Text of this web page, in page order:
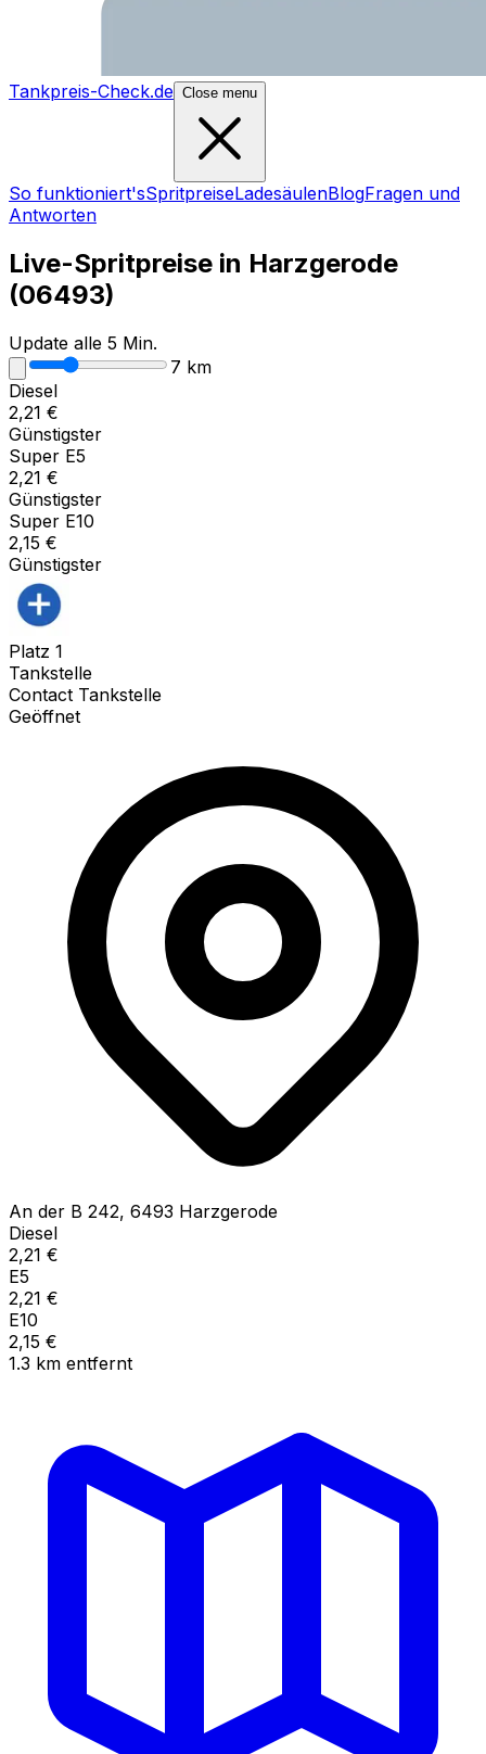
Tankpreis-Check.de Close menu
So funktioniert'sSpritpreiseLadesäulenBlogFragen und
Antworten
Live-Spritpreise in Harzgerode
(06493)
Update alle 5 Min.
7 km
Diesel
2,21 €
Günstigster
Super E5
2,21 €
Günstigster
Super E10
2,15 €
Günstigster
Platz 1
Tankstelle
Contact Tankstelle
Geöffnet
An der B 242, 6493 Harzgerode
Diesel
2,21 €
E5
2,21 €
E10
2,15 €
1.3 km entfernt